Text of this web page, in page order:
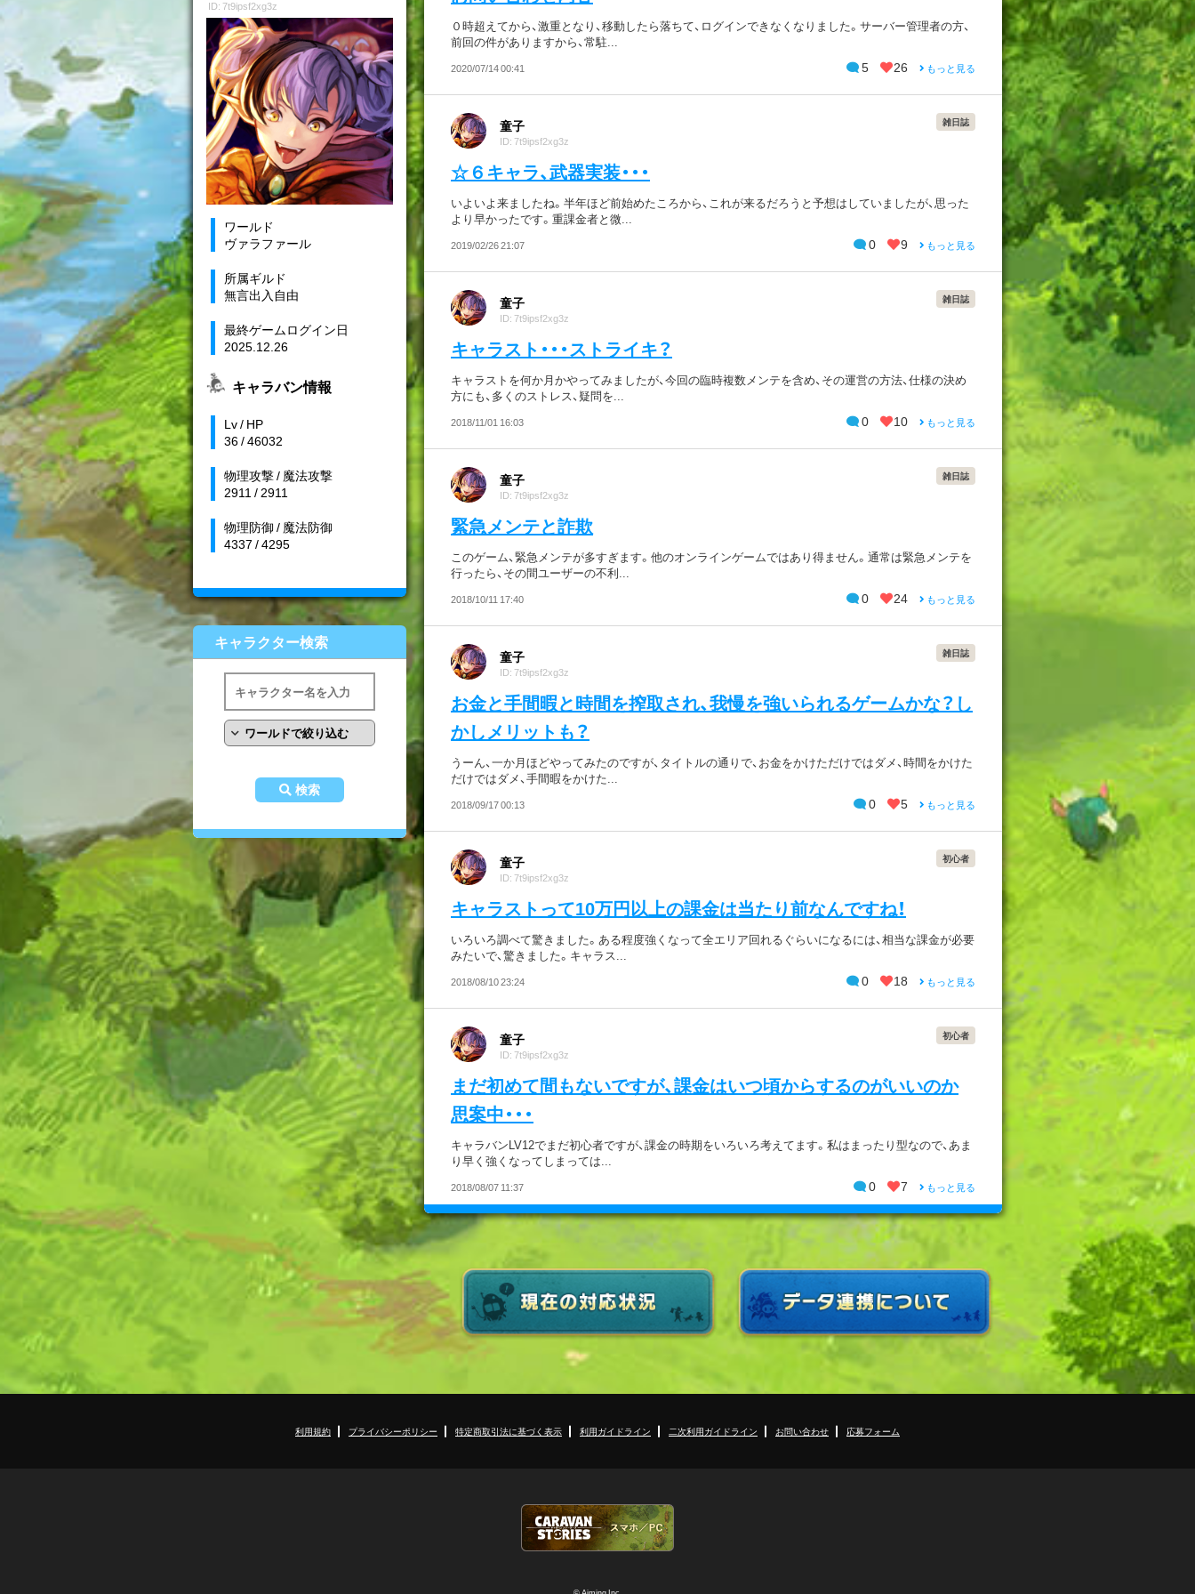
ID: 7t9ipsf2xg3z
ワールド
ヴァラファール
所属ギルド
無言出入自由
最終ゲームログイン日
2025.12.26
キャラバン情報
Lv / HP
36 / 46032
物理攻撃 / 魔法攻撃
2911 / 2911
物理防御 / 魔法防御
4337 / 4295
キャラクター検索
検索
０時超えてから、激重となり、移動したら落ちて、ログインできなくなりました。サーバー管理者の方、
前回の件がありますから、常駐...
2020/07/14 00:41 5 26 もっと見る
童子
ID: 7t9ipsf2xg3z
雑日誌
☆６キャラ、武器実装・・・
いよいよ来ましたね。半年ほど前始めたころから、これが来るだろうと予想はしていましたが、思った
より早かったです。重課金者と微...
2019/02/26 21:07 0 9 もっと見る
童子
ID: 7t9ipsf2xg3z
雑日誌
キャラスト・・・ストライキ？
キャラストを何か月かやってみましたが、今回の臨時複数メンテを含め、その運営の方法、仕様の決め
方にも、多くのストレス、疑問を...
2018/11/01 16:03 0 10 もっと見る
童子
ID: 7t9ipsf2xg3z
雑日誌
緊急メンテと詐欺
このゲーム、緊急メンテが多すぎます。他のオンラインゲームではあり得ません。通常は緊急メンテを
行ったら、その間ユーザーの不利...
2018/10/11 17:40 0 24 もっと見る
童子
ID: 7t9ipsf2xg3z
雑日誌
お金と手間暇と時間を搾取され、我慢を強いられるゲームかな？し
かしメリットも？
うーん、一か月ほどやってみたのですが、タイトルの通りで、お金をかけただけではダメ、時間をかけた
だけではダメ、手間暇をかけた...
2018/09/17 00:13 0 5 もっと見る
童子
ID: 7t9ipsf2xg3z
初心者
キャラストって10万円以上の課金は当たり前なんですね！
いろいろ調べて驚きました。ある程度強くなって全エリア回れるぐらいになるには、相当な課金が必要
みたいで、驚きました。キャラス...
2018/08/10 23:24 0 18 もっと見る
童子
ID: 7t9ipsf2xg3z
初心者
まだ初めて間もないですが、課金はいつ頃からするのがいいのか
思案中・・・
キャラバンLV12でまだ初心者ですが、課金の時期をいろいろ考えてます。私はまったり型なので、あま
り早く強くなってしまっては...
2018/08/07 11:37 0 7 もっと見る
利用規約 プライバシーポリシー 特定商取引法に基づく表示 利用ガイドライン 二次利用ガイドライン お問い合わせ 応募フォーム